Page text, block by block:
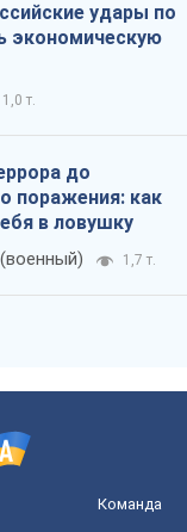
удары по
экономическую
1,0 т.
до
поражения: как
в ловушку
1,7 т.
Команда